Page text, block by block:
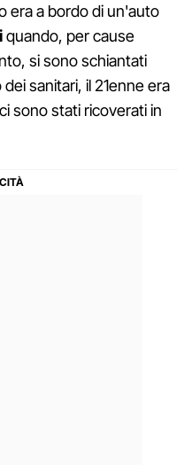
era a bordo di un'auto
quando, per cause
si sono schiantati
sanitari, il 21enne era
sono stati ricoverati in